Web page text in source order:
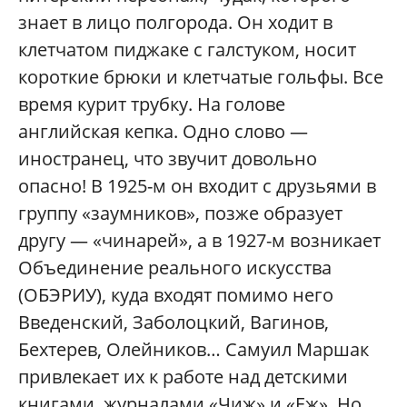
знает в лицо полгорода. Он ходит в
клетчатом пиджаке с галстуком, носит
короткие брюки и клетчатые гольфы. Все
время курит трубку. На голове
английская кепка. Одно слово —
иностранец, что звучит довольно
опасно! В 1925-м он входит с друзьями в
группу «заумников», позже образует
другу — «чинарей», а в 1927-м возникает
Объединение реального искусства
(ОБЭРИУ), куда входят помимо него
Введенский, Заболоцкий, Вагинов,
Бехтерев, Олейников… Самуил Маршак
привлекает их к работе над детскими